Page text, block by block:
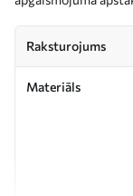
Raksturojums
Materiāls